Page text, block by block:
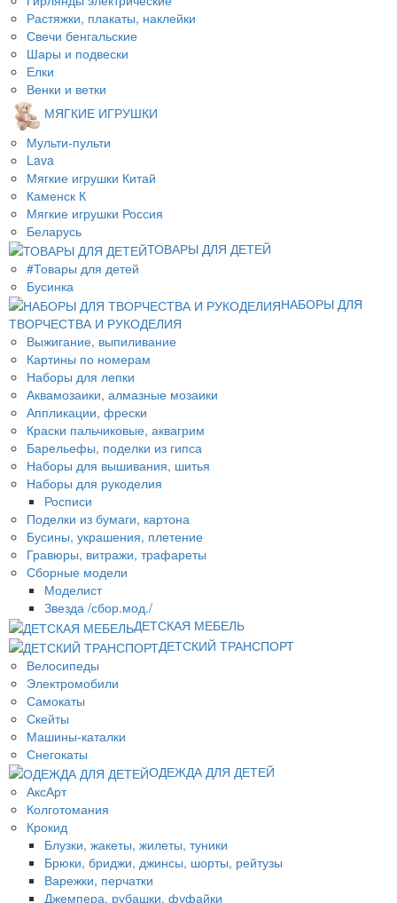
Растяжки, плакаты, наклейки
Свечи бенгальские
Шары и подвески
Елки
Венки и ветки
МЯГКИЕ ИГРУШКИ
Мульти-пульти
Lava
Мягкие игрушки Китай
Каменск К
Мягкие игрушки Россия
Беларусь
ТОВАРЫ ДЛЯ ДЕТЕЙ
#Товары для детей
Бусинка
НАБОРЫ ДЛЯ
ТВОРЧЕСТВА И РУКОДЕЛИЯ
Выжигание, выпиливание
Картины по номерам
Наборы для лепки
Аквамозаики, алмазные мозаики
Аппликации, фрески
Краски пальчиковые, аквагрим
Барельефы, поделки из гипса
Наборы для вышивания, шитья
Наборы для рукоделия
Росписи
Поделки из бумаги, картона
Бусины, украшения, плетение
Гравюры, витражи, трафареты
Сборные модели
Моделист
Звезда /сбор.мод./
ДЕТСКАЯ МЕБЕЛЬ
ДЕТСКИЙ ТРАНСПОРТ
Велосипеды
Электромобили
Самокаты
Скейты
Машины-каталки
Снегокаты
ОДЕЖДА ДЛЯ ДЕТЕЙ
АксАрт
Колготомания
Крокид
Блузки, жакеты, жилеты, туники
Брюки, бриджи, джинсы, шорты, рейтузы
Варежки, перчатки
Джемпера, рубашки, фуфайки